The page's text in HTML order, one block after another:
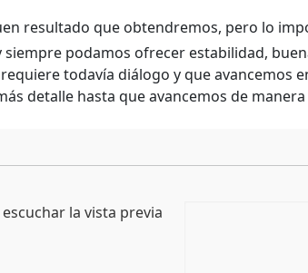
resultado que obtendremos, pero lo
podamos ofrecer estabilidad,
todavía diálogo y que avancemos
detalle hasta que avancemos de